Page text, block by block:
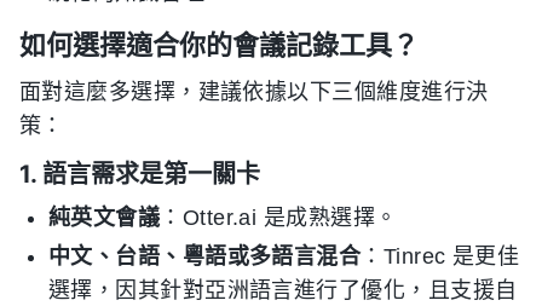
如何選擇適合你的會議記錄工具？
面對這麼多選擇，建議依據以下三個維度進行決
策：
1. 語言需求是第一關卡
純英文會議 ：Otter.ai 是成熟選擇。
中文、台語、粵語或多語言混合：Tinrec 是更佳
選擇，因其針對亞洲語言進行了優化，且支援自